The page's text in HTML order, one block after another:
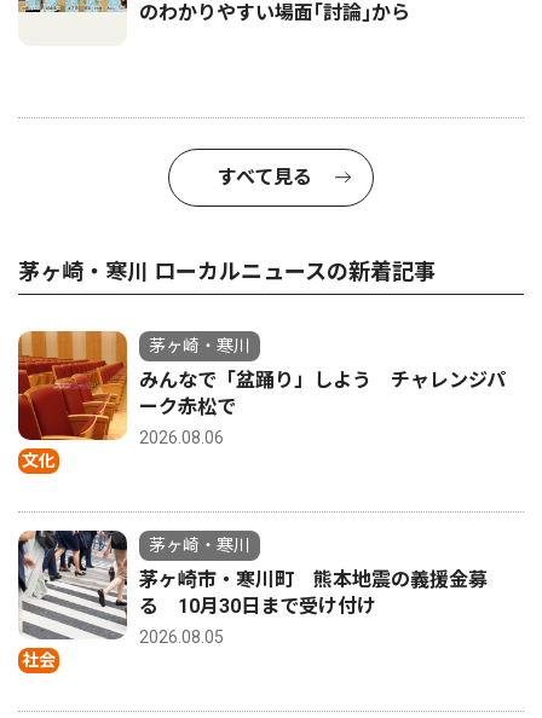
のわかりやすい場面｢討論｣から
すべて見る
茅ヶ崎・寒川 ローカルニュースの新着記事
文化
茅ヶ崎・寒川
みんなで「盆踊り」しよう チャレンジパ
ーク赤松で
2026.08.06
社会
茅ヶ崎・寒川
茅ヶ崎市・寒川町 熊本地震の義援金募
る 10月30日まで受け付け
2026.08.05